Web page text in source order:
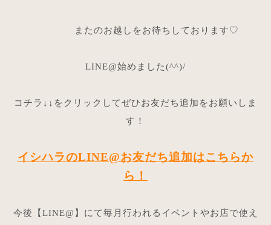
またのお越しをお待ちしております♡
LINE@始めました(^^)/
コチラ↓↓をクリックしてぜひお友だち追加をお願いしま
す！
イシハラのLINE@お友だち追加はこちらか
ら！
今後【LINE@】にて毎月行われるイベントやお店で使え